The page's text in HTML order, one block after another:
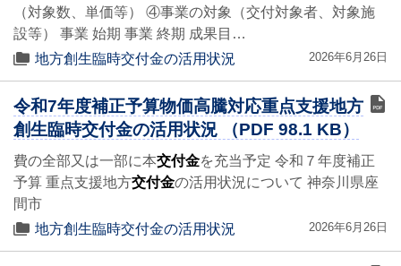
（対象数、単価等） ④事業の対象（交付対象者、対象施
設等） 事業 始期 事業 終期 成果目…
地方創生臨時交付金の活用状況
2026年6月26日
令和7年度補正予算物価高騰対応重点支援地方
創生臨時交付金の活用状況 （PDF 98.1 KB）
費の全部又は一部に本交付金を充当予定 令和７年度補正
予算 重点支援地方交付金の活用状況について 神奈川県座
間市
地方創生臨時交付金の活用状況
2026年6月26日